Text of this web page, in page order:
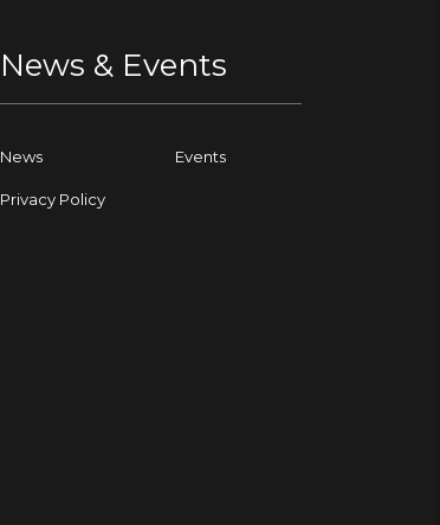
News & Events
News Events
Privacy Policy